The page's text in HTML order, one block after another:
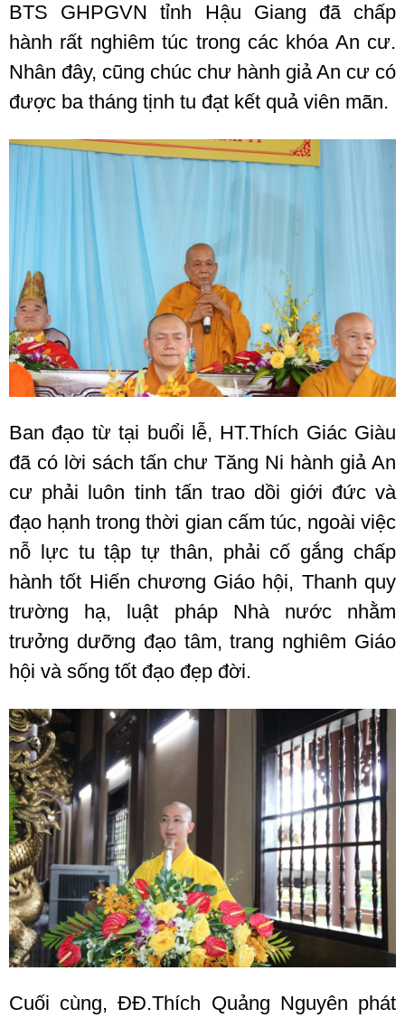
BTS GHPGVN tỉnh Hậu Giang đã chấp
hành rất nghiêm túc trong các khóa An cư.
Nhân đây, cũng chúc chư hành giả An cư có
được ba tháng tịnh tu đạt kết quả viên mãn.
Ban đạo từ tại buổi lễ, HT.Thích Giác Giàu
đã có lời sách tấn chư Tăng Ni hành giả An
cư phải luôn tinh tấn trao dồi giới đức và
đạo hạnh trong thời gian cấm túc, ngoài việc
nỗ lực tu tập tự thân, phải cố gắng chấp
hành tốt Hiến chương Giáo hội, Thanh quy
trường hạ, luật pháp Nhà nước nhằm
trưởng dưỡng đạo tâm, trang nghiêm Giáo
hội và sống tốt đạo đẹp đời.
Cuối cùng, ĐĐ.Thích Quảng Nguyên phát